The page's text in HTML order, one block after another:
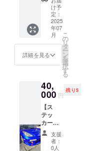
後、添
付希望
画像、
添付希
望車両
をメー
ルにて
※貼付場
所はご
指定い
ただけ
ません
※内容が
暴力的
であっ
たり不
成〜
2026年
2月28日
までの
約8ヶ月
間 ・掲
載サイ
30cm以
5cm以
下(画像
ステッ
カーで
30cm×
7cm程
度) ・ク
ラウド
ファン
下】 セ
リカ、
ロード
ター、
デミオ
のうち1
車両に
支援者
定のス
テッ
カーを
掲載し
ます。
・添付
期間：
ステッ
カー完
け予
定：
2025
年07
月
詳細を見る
こ
の
リ
タ
ー
ン
を
選
択
す
る
40,
000 円
残り5
【ス
テッ
カー貼
付1台×2
枚：
30cm以
支援
者：
0人